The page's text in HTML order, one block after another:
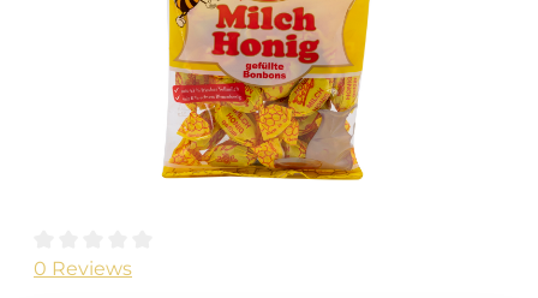
Average rating of 0 out of 5 stars
0 Reviews